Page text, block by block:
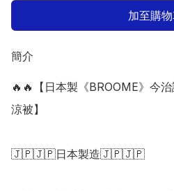
加至購
簡介
🔥🔥【日本製《BROOME》今
涼被】
🇯🇵🇯🇵日本製造🇯🇵🇯🇵